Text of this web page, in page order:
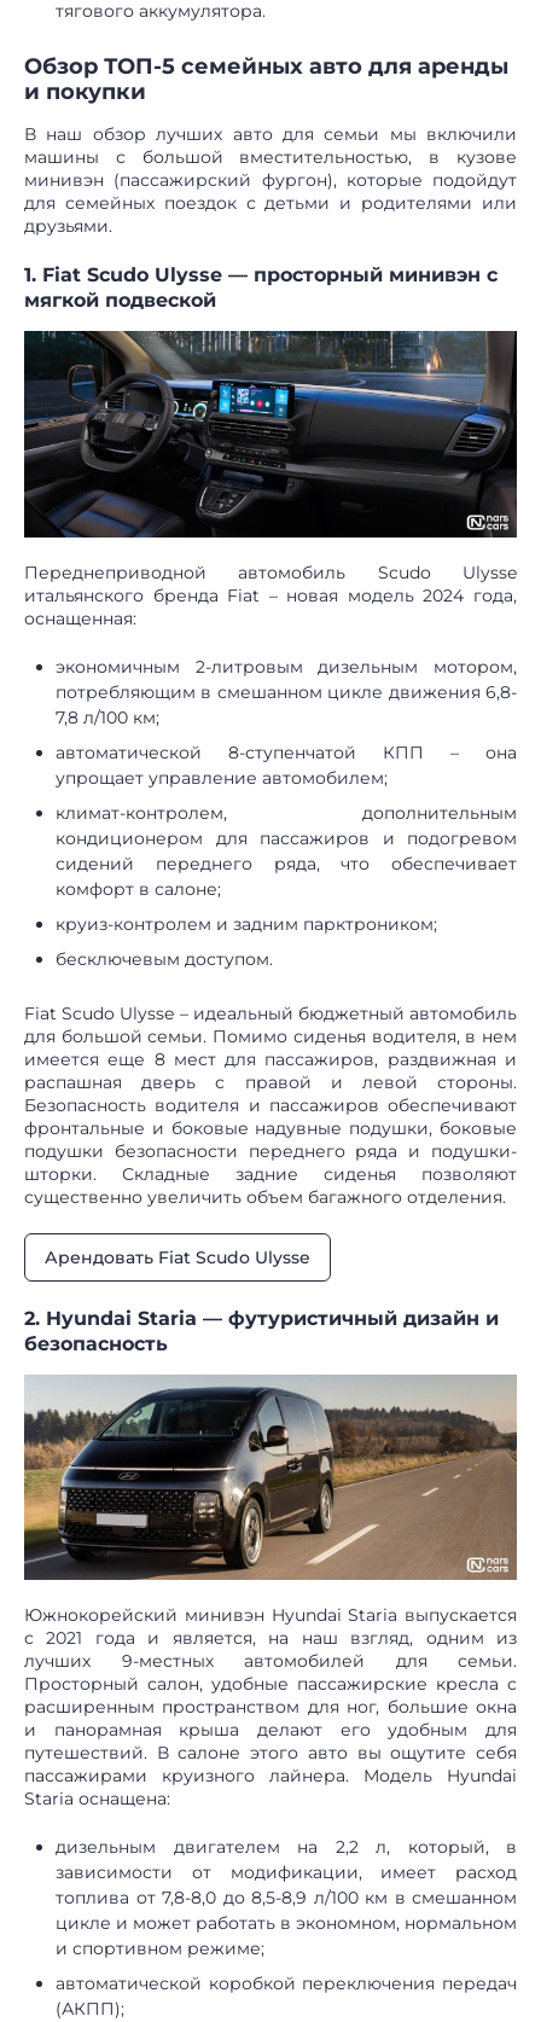
тягового аккумулятора.
Обзор ТОП-5 семейных авто для аренды
и покупки
В наш обзор лучших авто для семьи мы включили
машины с большой вместительностью, в кузове
минивэн (пассажирский фургон), которые подойдут
для семейных поездок с детьми и родителями или
друзьями.
1. Fiat Scudo Ulysse — просторный минивэн с
мягкой подвеской
Переднеприводной автомобиль Scudo Ulysse
итальянского бренда Fiat – новая модель 2024 года,
оснащенная:
экономичным 2-литровым дизельным мотором,
потребляющим в смешанном цикле движения 6,8-
7,8 л/100 км;
автоматической 8-ступенчатой КПП – она
упрощает управление автомобилем;
климат-контролем, дополнительным
кондиционером для пассажиров и подогревом
сидений переднего ряда, что обеспечивает
комфорт в салоне;
круиз-контролем и задним парктроником;
бесключевым доступом.
Fiat Scudo Ulysse – идеальный бюджетный автомобиль
для большой семьи. Помимо сиденья водителя, в нем
имеется еще 8 мест для пассажиров, раздвижная и
распашная дверь с правой и левой стороны.
Безопасность водителя и пассажиров обеспечивают
фронтальные и боковые надувные подушки, боковые
подушки безопасности переднего ряда и подушки-
шторки. Складные задние сиденья позволяют
существенно увеличить объем багажного отделения.
Арендовать Fiat Scudo Ulysse
2. Hyundai Staria — футуристичный дизайн и
безопасность
Южнокорейский минивэн Hyundai Staria выпускается
с 2021 года и является, на наш взгляд, одним из
лучших 9-местных автомобилей для семьи.
Просторный салон, удобные пассажирские кресла с
расширенным пространством для ног, большие окна
и панорамная крыша делают его удобным для
путешествий. В салоне этого авто вы ощутите себя
пассажирами круизного лайнера. Модель Hyundai
Staria оснащена:
дизельным двигателем на 2,2 л, который, в
зависимости от модификации, имеет расход
топлива от 7,8-8,0 до 8,5-8,9 л/100 км в смешанном
цикле и может работать в экономном, нормальном
и спортивном режиме;
автоматической коробкой переключения передач
(АКПП);